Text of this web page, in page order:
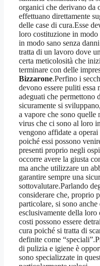
organici che derivano da
effettuano direttamente
delle case di cura.Esse
loro costituzione in
in modo sano senza
tratta di un lavoro dove
certa meticolosità che
terminare con delle
Bizzarone.Perfino i
devono essere puliti essa
adeguati che permettono
sicuramente si
a vapore che sono quelle
virus che ci sono al loro
vengono affidate a
poiché essi possono
presenti proprio negli
occorre avere la giusta
ma anche utilizzare un
garantire sempre una
sottovalutare.Parlando
considerare che, proprio
particolare, si sono
esclusivamente della
costi possono essere
cura poiché si tratta di
definite come
di pulizia e igiene è
sono specializzate in